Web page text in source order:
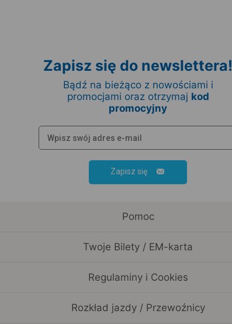
Zapisz się do newslettera!
Bądź na bieżąco z nowościami i
promocjami oraz otrzymaj kod
promocyjny
Zapisz się
Pomoc
Twoje Bilety / EM-karta
Regulaminy i Cookies
Rozkład jazdy / Przewoźnicy